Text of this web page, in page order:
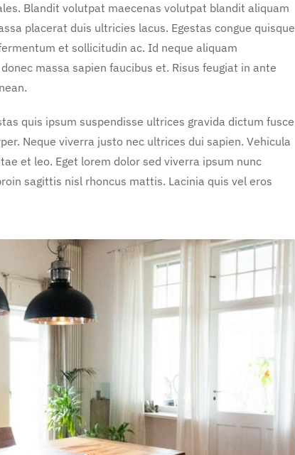
Blandit volutpat maecenas volutpat blandit aliquam
placerat duis ultricies lacus. Egestas congue quisque
et sollicitudin ac. Id neque aliquam
massa sapien faucibus et. Risus feugiat in ante
quis ipsum suspendisse ultrices gravida dictum fusce
Neque viverra justo nec ultrices dui sapien. Vehicula
et leo. Eget lorem dolor sed viverra ipsum nunc
sagittis nisl rhoncus mattis. Lacinia quis vel eros